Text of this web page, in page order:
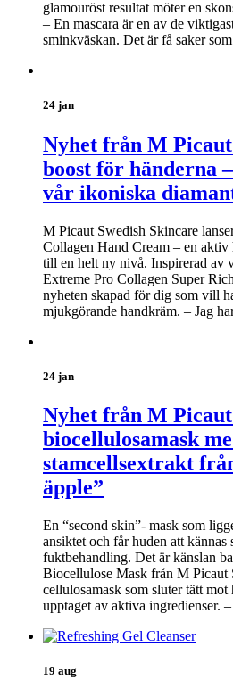
glamouröst resultat möter en
– En mascara är en av de
sminkväskan. Det är få saker
24 jan
Nyhet från M
boost för händerna
vår ikoniska
M Picaut Swedish Skincare
Collagen Hand Cream – en aktiv
till en helt ny nivå. Inspirerad av
Extreme Pro Collagen Super
nyheten skapad för dig som vill
mjukgörande handkräm. – Jag
24 jan
Nyhet från M
biocellulosamask
stamcellsextrakt
äpple”
En “second skin”- mask som
ansiktet och får huden att kännas
fuktbehandling. Det är känslan
Biocellulose Mask från M Picaut
cellulosamask som sluter tätt
upptaget av aktiva ingredienser.
19 aug